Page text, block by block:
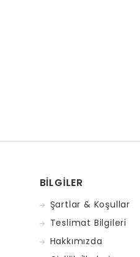
BILGILER
Şartlar & Koşullar
Teslimat Bilgileri
Hakkımızda